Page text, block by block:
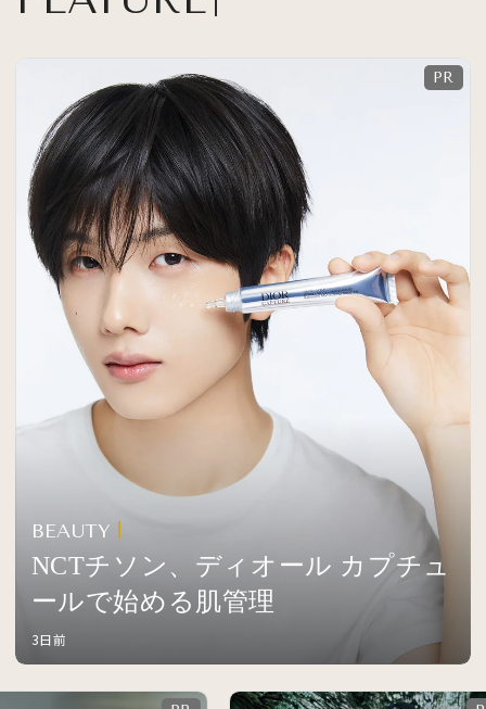
BEAUTY
NCTチソン、ディオール カプチュ
ールで始める肌管理
3日前